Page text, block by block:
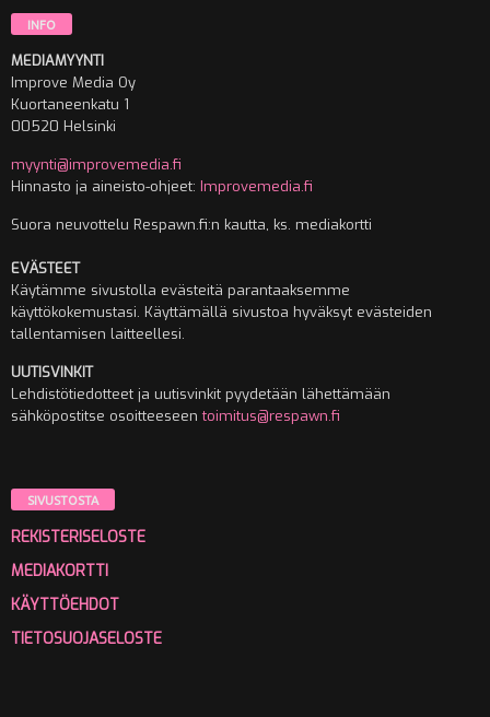
INFO
MEDIAMYYNTI
Improve Media Oy
Kuortaneenkatu 1
00520 Helsinki
myynti@improvemedia.fi
Hinnasto ja aineisto-ohjeet: Improvemedia.fi
Suora neuvottelu Respawn.fi:n kautta, ks. mediakortti
EVÄSTEET
Käytämme sivustolla evästeitä parantaaksemme
käyttökokemustasi. Käyttämällä sivustoa hyväksyt evästeiden
tallentamisen laitteellesi.
UUTISVINKIT
Lehdistötiedotteet ja uutisvinkit pyydetään lähettämään
sähköpostitse osoitteeseentoimitus@respawn.fi
SIVUSTOSTA
REKISTERISELOSTE
MEDIAKORTTI
KÄYTTÖEHDOT
TIETOSUOJASELOSTE